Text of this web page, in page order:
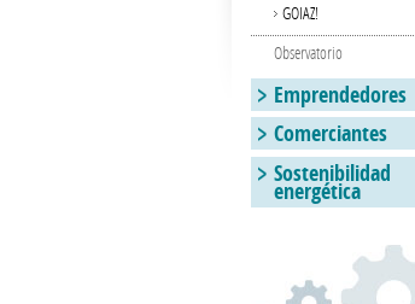
GOIAZ!
Observatorio
Emprendedores
Comerciantes
Sostenibilidad
energética